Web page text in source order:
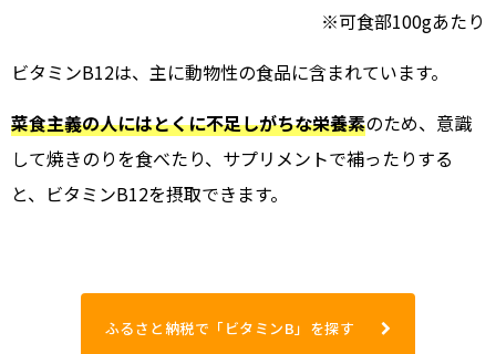
※可食部100gあたり
ビタミンB12は、主に動物性の食品に含まれています。
菜食主義の人にはとくに不足しがちな栄養素のため、意識
して焼きのりを食べたり、サプリメントで補ったりする
と、ビタミンB12を摂取できます。
ふるさと納税で「ビタミンB」を探す